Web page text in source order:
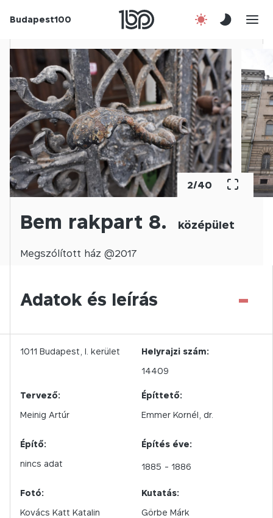
Budapest100
Csatlakozz!
Kapcsolat
En
3/40
Bem rakpart 8. középület
Megszólított ház @2017
Adatok és leírás -
1011 Budapest, I. kerület
Helyrajzi szám:
14409
Tervező:
Meinig Artúr
Építtető:
Emmer Kornél, dr.
Építő:
nincs adat
Építés éve:
1885 - 1886
Fotó:
Kovács Katt Katalin
Kutatás:
Görbe Márk